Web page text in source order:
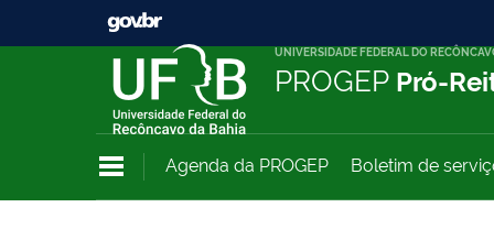
UNIVERSIDADE FEDERAL DO
PROGEP Pró-
Agenda da PROGEP Boletim de